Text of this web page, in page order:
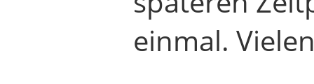
einmal.